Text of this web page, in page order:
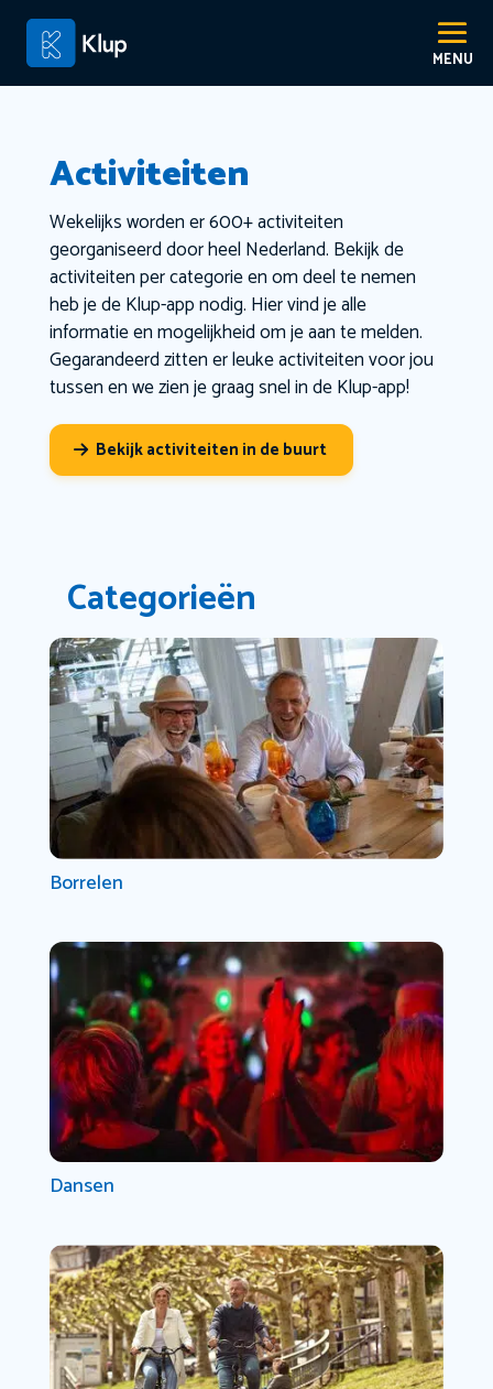
Activiteiten
Wekelijks worden er 600+ activiteiten
georganiseerd door heel Nederland. Bekijk de
activiteiten per categorie en om deel te nemen
heb je de Klup-app nodig. Hier vind je alle
informatie en mogelijkheid om je aan te melden.
Gegarandeerd zitten er leuke activiteiten voor jou
tussen en we zien je graag snel in de Klup-app!
Bekijk activiteiten in de buurt
Categorieën
Borrelen
Dansen